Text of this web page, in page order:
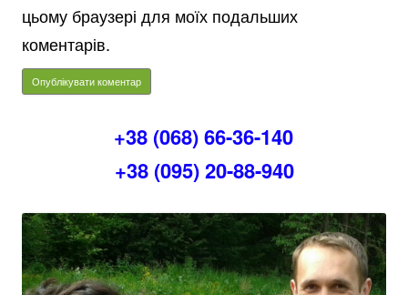
цьому браузері для моїх подальших
коментарів.
+38 (068) 66-36-140
+38 (095) 20-88-940